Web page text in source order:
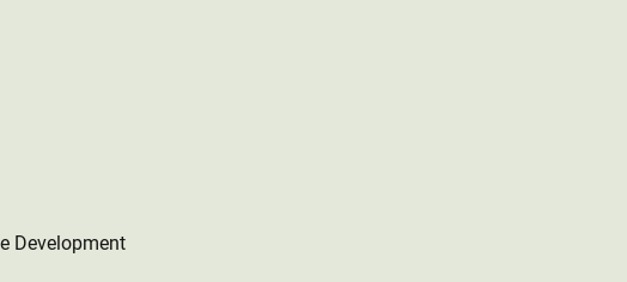
Development